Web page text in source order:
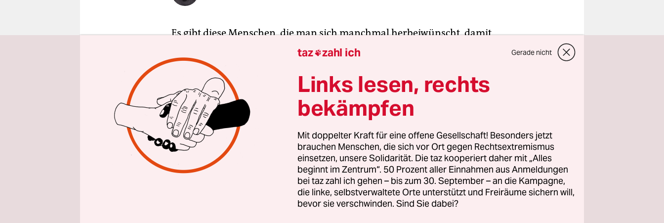
Es gibt diese Menschen, die man sich manchmal herbeiwünscht, damit
sie einem mit ihren Worten Trost spenden, deren Weisheiten man
irgendwann aufschnappt und die einen unbewusst ein Leben lang
begleiten. Menschen, die sich auch in den dunkelsten Stunden ihren
Humor bewahren. Der Schriftsteller, Dichter und Friedensaktivist
Erich Kästner war so ein Mensch. Vor 50 Jahren, am 29. Juli 1974, starb
er.
Den meisten wohl als Autor von Kinderbüchern und deren
Verfilmungen bekannt, prägte Kästner mit „Das doppelte Lottchen“
oder „Emil und die Detektive“ Generationen kleiner Menschen. Selbst
wuchs er, 1899 in Dresden geboren, als Einzelkind in
kleinbürgerlichen Verhältnissen auf. Mit Beginn des Ersten
taz zahl ich Gerade nicht
Links lesen, rechts
bekämpfen
Mit doppelter Kraft für eine offene Gesellschaft! Besonders jetzt
brauchen Menschen, die sich vor Ort gegen Rechtsextremismus
einsetzen, unsere Solidarität. Die taz kooperiert daher mit „Alles
beginnt im Zentrum“. 50 Prozent aller Einnahmen aus Anmeldungen
bei taz zahl ich gehen – bis zum 30. September – an die Kampagne,
die linke, selbstverwaltete Orte unterstützt und Freiräume sichern will,
bevor sie verschwinden. Sind Sie dabei?